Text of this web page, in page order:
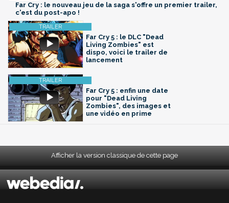
Far Cry : le nouveau jeu de la saga s'offre un premier trailer,
c'est du post-apo !
Far Cry 5 : le DLC "Dead
Living Zombies" est
dispo, voici le trailer de
lancement
Far Cry 5 : enfin une date
pour "Dead Living
Zombies", des images et
une vidéo en prime
Afficher la version classique de cette page